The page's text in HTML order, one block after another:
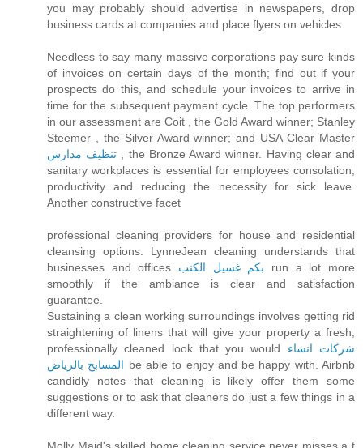
you may probably should advertise in newspapers, drop
business cards at companies and place flyers on vehicles.
Needless to say many massive corporations pay sure kinds
of invoices on certain days of the month; find out if your
prospects do this, and schedule your invoices to arrive in
time for the subsequent payment cycle. The top performers
in our assessment are Coit , the Gold Award winner; Stanley
Steemer , the Silver Award winner; and USA Clear Master
تنظيف مدارس , the Bronze Award winner. Having clear and
sanitary workplaces is essential for employees consolation,
productivity and reducing the necessity for sick leave.
Another constructive facet
professional cleaning providers for house and residential
cleansing options. LynneJean cleaning understands that
businesses and offices بكم غسيل الكنب run a lot more
smoothly if the ambiance is clear and satisfaction
guarantee.
Sustaining a clean working surroundings involves getting rid
straightening of linens that will give your property a fresh,
professionally cleaned look that you would شركات انشاء
المسابح بالرياض be able to enjoy and be happy with. Airbnb
candidly notes that cleaning is likely offer them some
suggestions or to ask that cleaners do just a few things in a
different way.
Molly Maid's skilled home cleaning service never misses a t